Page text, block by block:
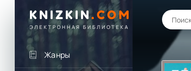
KNIZKIN. COM
ЭЛЕКТРОННАЯ БИБЛИОТЕКА
Жанры